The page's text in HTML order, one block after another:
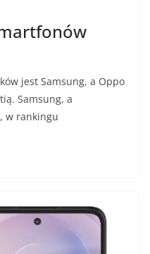
jest Samsung, a Oppo
Samsung, a
w rankingu